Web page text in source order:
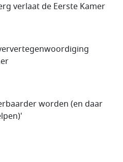
verlaat de Eerste Kamer
worden (en daar